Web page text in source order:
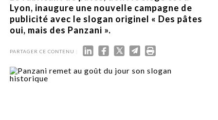
Lyon, inaugure une nouvelle campagne de
publicité avec le slogan originel « Des pâtes
oui, mais des Panzani ».
PARTAGER CE CONTENU :